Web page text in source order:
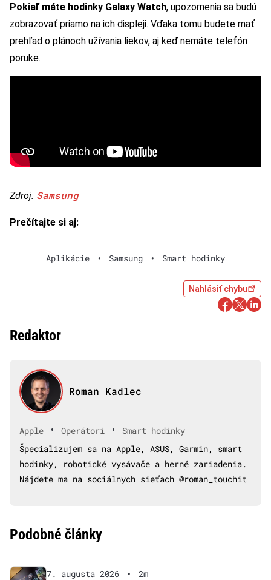
Pokiaľ máte hodinky Galaxy Watch, upozornenia sa budú
zobrazovať priamo na ich displeji. Vďaka tomu budete mať
prehľad o plánoch užívania liekov, aj keď nemáte telefón
poruke.
Zdroj: Samsung
Prečítajte si aj:
Aplikácie • Samsung • Smart hodinky
Nahlásiť chybu
Redaktor
Roman Kadlec
Apple • Operátori •
Smart hodinky
Špecializujem sa na Apple, ASUS, Garmin, smart
hodinky, robotické vysávače a herné zariadenia.
Nájdete ma na sociálnych sieťach @roman_touchit
Podobné články
7. augusta 2026 •
2m